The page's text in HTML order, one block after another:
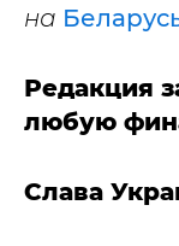
на
Редакция
любую
Слава